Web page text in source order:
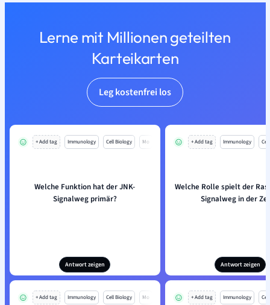
Lerne mit Millionen geteilten
Karteikarten
Leg kostenfrei los
+ Add tag Immunology Cell Biology Mo
Welche Funktion hat der JNK-
Signalweg primär?
Antwort zeigen
+ Add tag Immunology
Welche Rolle spielt der
Signalweg in der
Antwort zeigen
+ Add tag Immunology Cell Biology Mo + Add tag Immunology